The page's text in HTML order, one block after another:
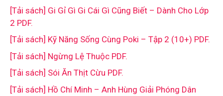
[Tải sách] Gi Gỉ Gì Gi Cái Gì Cũng Biết – Dành Cho Lớp
2 PDF.
[Tải sách] Kỹ Năng Sống Cùng Poki – Tập 2 (10+) PDF.
[Tải sách] Ngừng Lệ Thuộc PDF.
[Tải sách] Sói Ăn Thịt Cừu PDF.
[Tải sách] Hồ Chí Minh – Anh Hùng Giải Phóng Dân